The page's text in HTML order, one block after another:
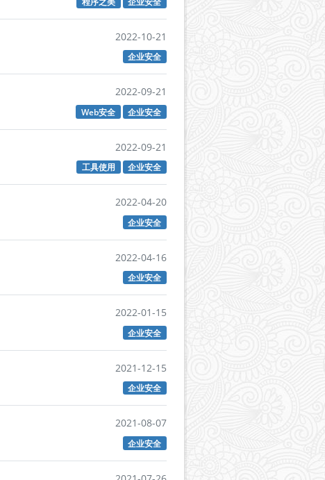
2022-10-21
企业安全
2022-09-21
Web安全 企业安全
2022-09-21
工具使用 企业安全
2022-04-20
企业安全
2022-04-16
企业安全
2022-01-15
企业安全
2021-12-15
企业安全
2021-08-07
企业安全